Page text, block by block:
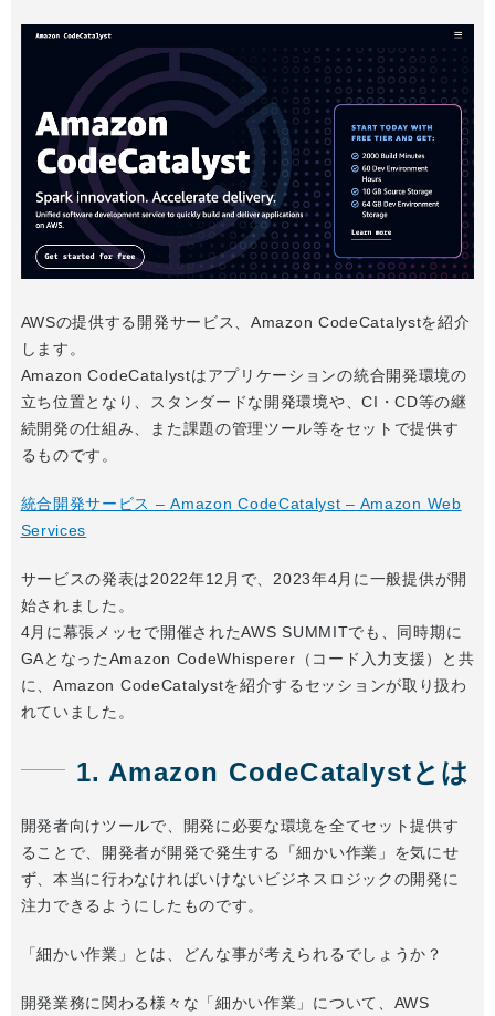
AWSの提供する開発サービス、Amazon CodeCatalystを紹介
します。
Amazon CodeCatalystはアプリケーションの統合開発環境の
立ち位置となり、スタンダードな開発環境や、CI・CD等の継
続開発の仕組み、また課題の管理ツール等をセットで提供す
るものです。
統合開発サービス – Amazon CodeCatalyst – Amazon Web
Services
サービスの発表は2022年12月で、2023年4月に一般提供が開
始されました。
4月に幕張メッセで開催されたAWS SUMMITでも、同時期に
GAとなったAmazon CodeWhisperer（コード入力支援）と共
に、Amazon CodeCatalystを紹介するセッションが取り扱わ
れていました。
1. Amazon CodeCatalystとは
開発者向けツールで、開発に必要な環境を全てセット提供す
ることで、開発者が開発で発生する「細かい作業」を気にせ
ず、本当に行わなければいけないビジネスロジックの開発に
注力できるようにしたものです。
「細かい作業」とは、どんな事が考えられるでしょうか？
開発業務に関わる様々な「細かい作業」について、AWS